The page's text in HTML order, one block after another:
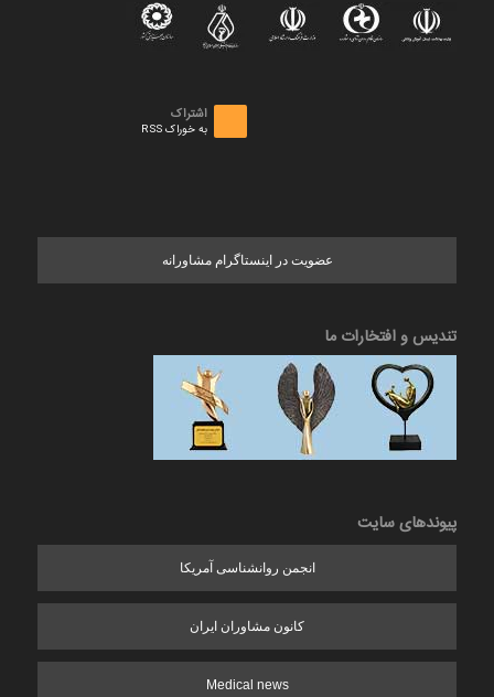
اشتراک
به خوراک RSS
عضویت در اینستاگرام مشاورانه
تندیس و افتخارات ما
پیوندهای سایت
انجمن روانشناسی آمریکا
کانون مشاوران ایران
Medical news